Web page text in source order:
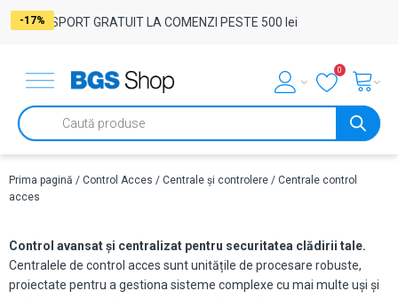
TRANSPORT GRATUIT LA COMENZI PESTE 500 lei
0
Products
search
Prima pagină / Control Acces / Centrale și controlere / Centrale control
acces
Control avansat și centralizat pentru securitatea clădirii tale.
Centralele de control acces sunt unitățile de procesare robuste,
proiectate pentru a gestiona sisteme complexe cu mai multe uși și
-28%
-16%
-17%
-17%